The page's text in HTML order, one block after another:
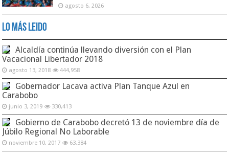
agosto 6, 2026
Lo Más Leido
Alcaldía continúa llevando diversión con el Plan
Vacacional Libertador 2018
agosto 13, 2018 444,958
Gobernador Lacava activa Plan Tanque Azul en
Carabobo
junio 3, 2019 330,413
Gobierno de Carabobo decretó 13 de noviembre día de
Júbilo Regional No Laborable
noviembre 10, 2017 63,384